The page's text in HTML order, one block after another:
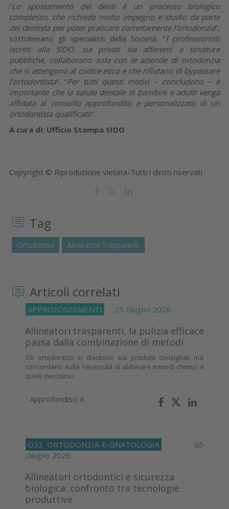
“Lo spostamento dei denti è un processo biologico
complesso, che richiede molto impegno e studio da parte
del dentista per poter praticare correttamente l’ortodonzia”,
sottolineano gli specialisti della Società. “I professionisti
iscritti alla SIDO, sia privati sia afferenti a strutture
pubbliche, collaborano solo con le aziende di ortodonzia
che si attengono al codice etico e che rifiutano di bypassare
l'ortodontista”. “Per tutti questi motivi – concludono – è
importante che la salute dentale di bambini e adulti venga
affidata al consulto approfondito e personalizzato di un
ortodontista qualificato”.
A cura di: Ufficio Stampa SIDO
Copyright © Riproduzione vietata-Tutti i diritti riservati
Tag
Ortodonzia Allineatori Trasparenti
Articoli correlati
APPROFONDIMENTI 25 Giugno 2026
Allineatori trasparenti, la pulizia efficace
passa dalla combinazione di metodi
Gli ortodontisti si dividono sui prodotti consigliati ma
concordano sulla necessità di abbinare metodi chimici a
quelli meccanici
Approfondisci
O33 ORTODONZIA-E-GNATOLOGIA
05
Giugno 2026
Allineatori ortodontici e sicurezza
biologica: confronto tra tecnologie
produttive